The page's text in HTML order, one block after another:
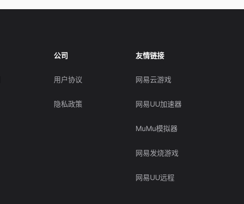
公司
用户协议
隐私政策
友情链接
网易云游戏
网易UU加速器
MuMu模拟器
网易发烧游戏
网易UU远程